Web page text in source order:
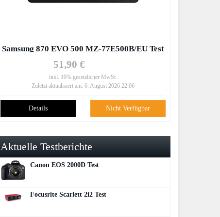
Samsung 870 EVO 500 MZ-77E500B/EU Test
51,90 €
inkl. 19% gesetzlicher MwSt.
Zuletzt aktualisiert am: 6. August 2026 22:06
Details Nicht Verfügbar
Aktuelle Testberichte
Canon EOS 2000D Test
Focusrite Scarlett 2i2 Test